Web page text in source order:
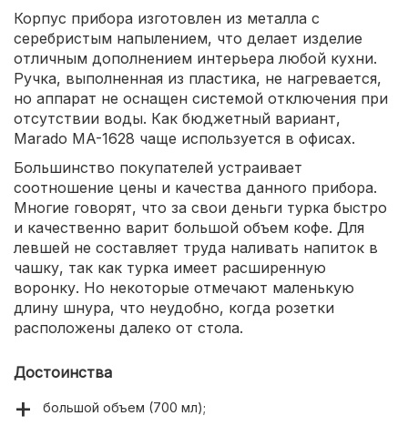
Корпус прибора изготовлен из металла с
серебристым напылением, что делает изделие
отличным дополнением интерьера любой кухни.
Ручка, выполненная из пластика, не нагревается,
но аппарат не оснащен системой отключения при
отсутствии воды. Как бюджетный вариант,
Marado MA-1628 чаще используется в офисах.
Большинство покупателей устраивает
соотношение цены и качества данного прибора.
Многие говорят, что за свои деньги турка быстро
и качественно варит большой объем кофе. Для
левшей не составляет труда наливать напиток в
чашку, так как турка имеет расширенную
воронку. Но некоторые отмечают маленькую
длину шнура, что неудобно, когда розетки
расположены далеко от стола.
Достоинства
большой объем (700 мл);